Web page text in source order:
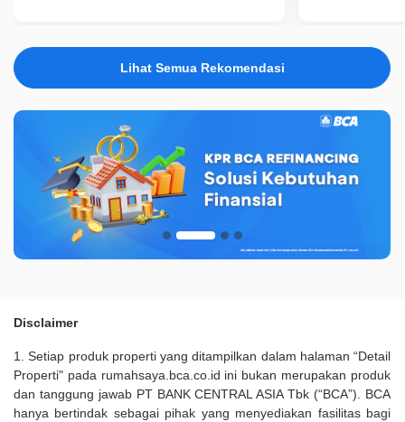
Lihat Semua Rekomendasi
Disclaimer
1. Setiap produk properti yang ditampilkan dalam halaman “Detail
Properti" pada rumahsaya.bca.co.id ini bukan merupakan produk
dan tanggung jawab PT BANK CENTRAL ASIA Tbk (“BCA”). BCA
hanya bertindak sebagai pihak yang menyediakan fasilitas bagi